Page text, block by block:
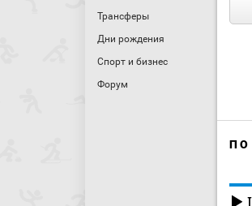
Трансферы
Дни рождения
Спорт и бизнес
Форум
ПО